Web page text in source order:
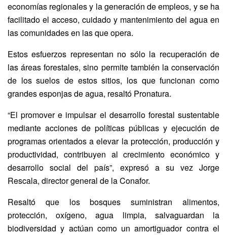
economías regionales y la generación de empleos, y se ha
facilitado el acceso, cuidado y mantenimiento del agua en
las comunidades en las que opera.
Estos esfuerzos representan no sólo la recuperación de
las áreas forestales, sino permite también la conservación
de los suelos de estos sitios, los que funcionan como
grandes esponjas de agua, resaltó Pronatura.
“El promover e impulsar el desarrollo forestal sustentable
mediante acciones de políticas públicas y ejecución de
programas orientados a elevar la protección, producción y
productividad, contribuyen al crecimiento económico y
desarrollo social del país”, expresó a su vez Jorge
Rescala, director general de la Conafor.
Resaltó que los bosques suministran alimentos,
protección, oxígeno, agua limpia, salvaguardan la
biodiversidad y actúan como un amortiguador contra el